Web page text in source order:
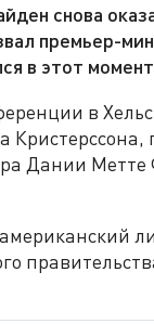
снова
премьер-
в этот
в
Дании